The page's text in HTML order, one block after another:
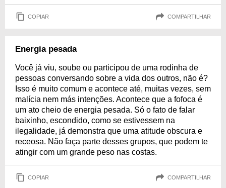
COPIAR COMPARTILHAR
Energia pesada
Você já viu, soube ou participou de uma rodinha de
pessoas conversando sobre a vida dos outros, não é?
Isso é muito comum e acontece até, muitas vezes, sem
malícia nem más intenções. Acontece que a fofoca é
um ato cheio de energia pesada. Só o fato de falar
baixinho, escondido, como se estivessem na
ilegalidade, já demonstra que uma atitude obscura e
receosa. Não faça parte desses grupos, que podem te
atingir com um grande peso nas costas.
COPIAR COMPARTILHAR